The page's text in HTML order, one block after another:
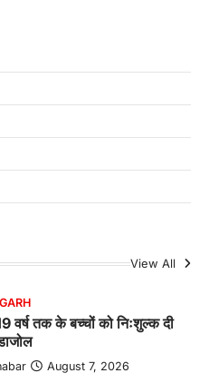
View All
5 माह की मासूम…
की दीदियों का कमाल, बकरी
में जिले के नगरी…
वर्ष तक के बच्चों को निःशुल्क दी
August 7, 2026